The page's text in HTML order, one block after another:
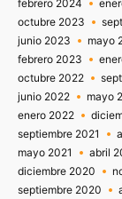
febrero 2024
octubre 2023
junio 2023
mayo
febrero 2023
octubre 2022
junio 2022
mayo
enero 2022
septiembre 2021
mayo 2021
abril
diciembre 2020
septiembre 2020